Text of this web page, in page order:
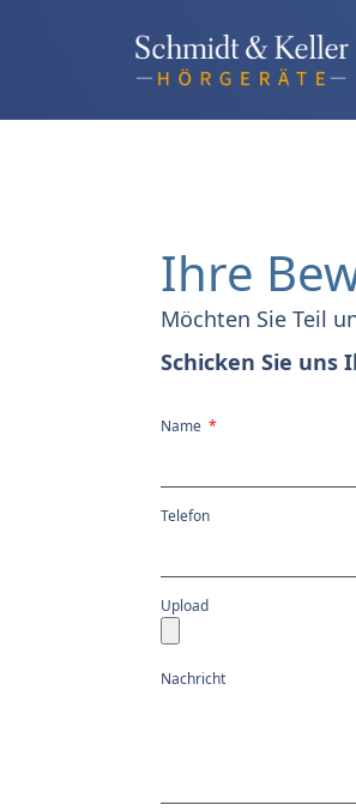
Ihre
Möchten Sie Teil
Schicken Sie uns
Name
Telefon
Upload
Nachricht